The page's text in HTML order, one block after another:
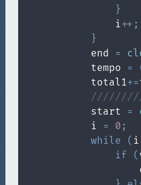
}
                i
++ ;
}
            end
=
            tempo
=
            total1
+=
            start
=
            i
= 0 ;
while
( i
if
(